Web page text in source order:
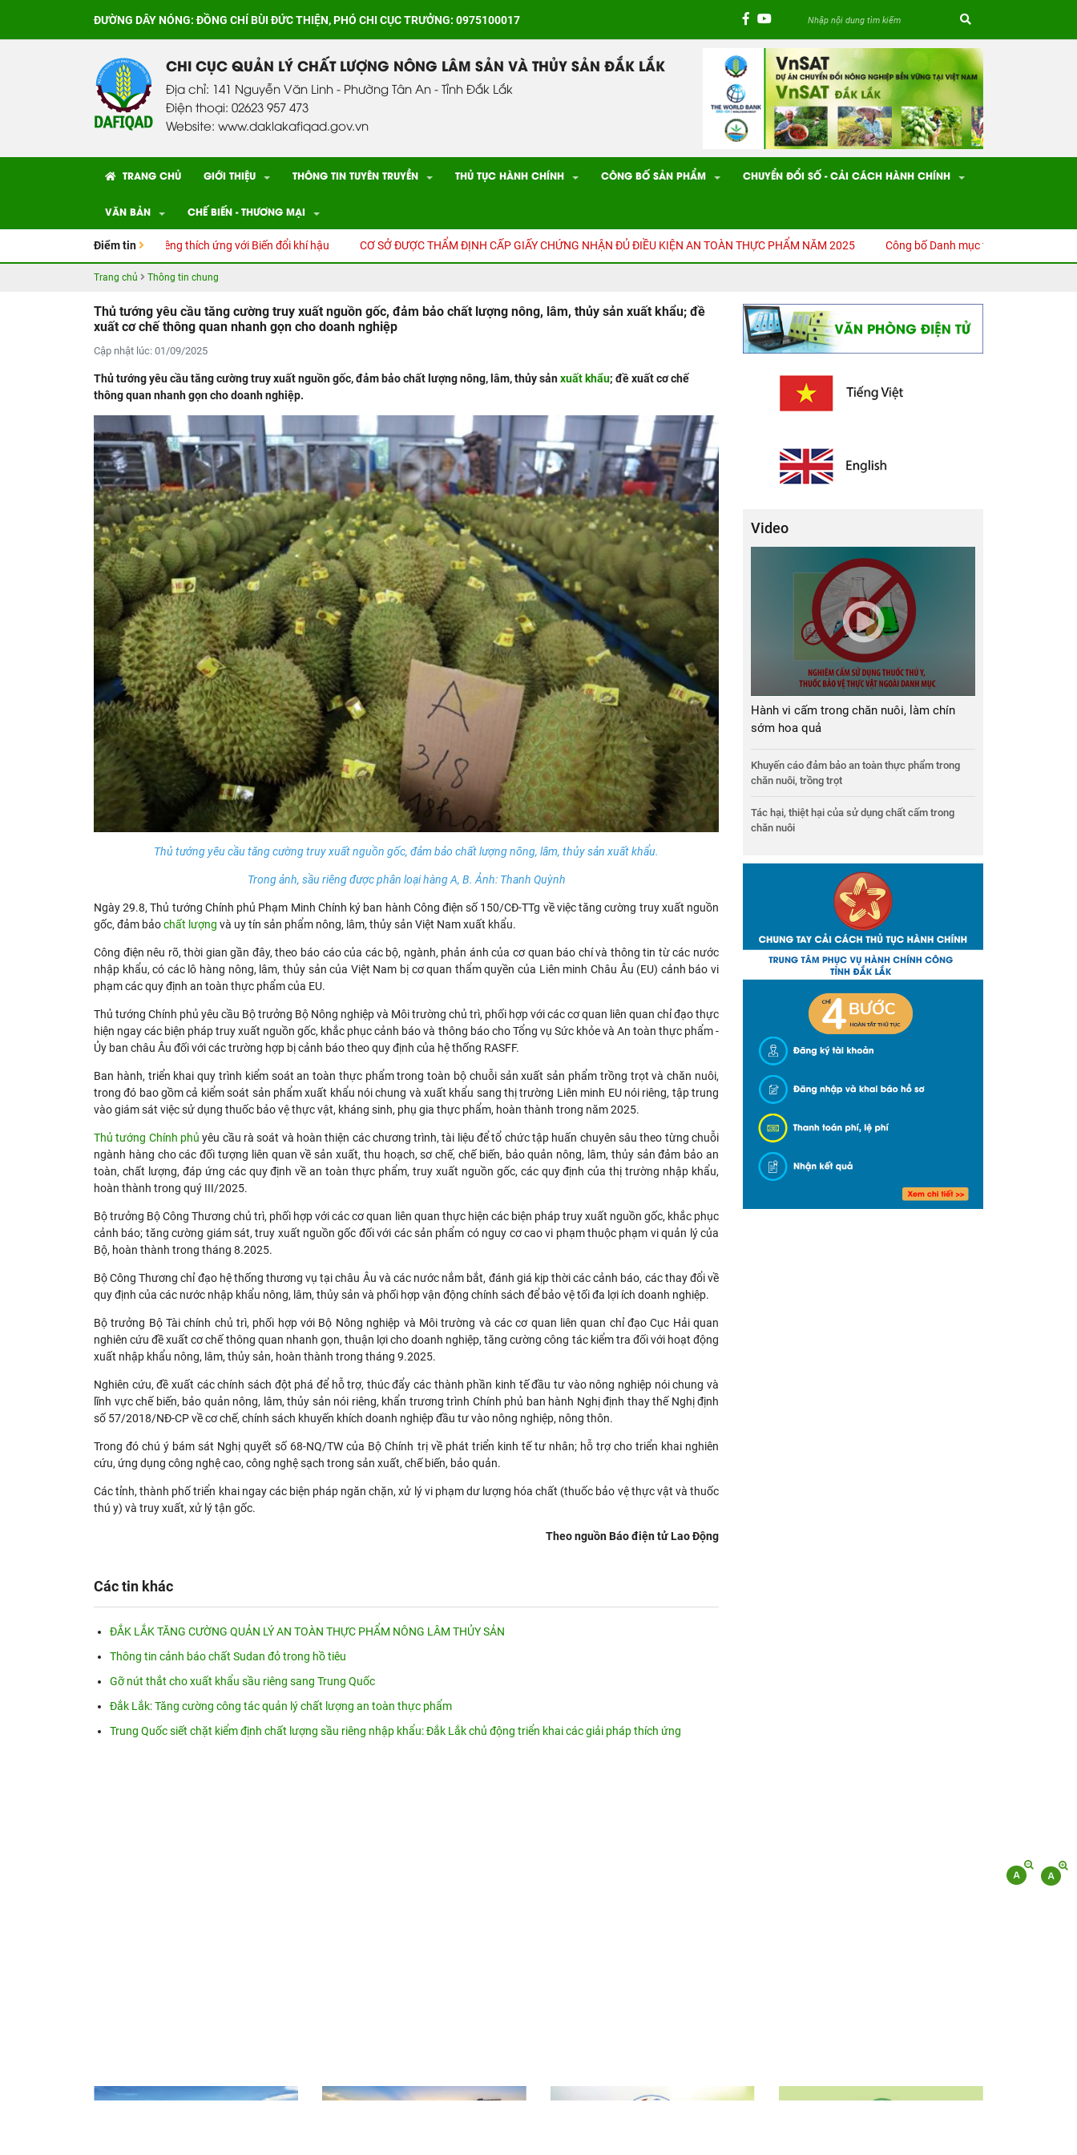
ĐƯỜNG DÂY NÓNG:ĐỒNG CHÍ BÙI ĐỨC THIỆN, PHÓ CHI CỤC TRƯỞNG: 0975100017
CHI CỤC QUẢN LÝ CHẤT LƯỢNG NÔNG LÂM SẢN VÀ THỦY SẢN ĐẮK LẮK
Địa chỉ: 141 Nguyễn Văn Linh - Phường Tân An - Tỉnh Đắk Lắk
Điện thoại: 02623 957 473
Website: www.daklakafiqad.gov.vn
TRANG CHỦ GIỚI THIỆU THÔNG TIN TUYÊN TRUYỀN THỦ TỤC HÀNH CHÍNH CÔNG BỐ SẢN PHẨM CHUYỂN ĐỔI SỐ - CẢI CÁCH HÀNH CHÍNH
VĂN BẢN CHẾ BIẾN - THƯƠNG MẠI
Điểm tin
Canh tác cây Sầu riêng thích ứng với Biến đổi khí hậu CƠ SỞ ĐƯỢC THẨM ĐỊNH CẤP GIẤY CHỨNG NHẬN ĐỦ ĐIỀU KIỆN AN TOÀN THỰC PHẨM NĂM 2025 Công bố Danh mục thủ tục hành chính
Trang chủ Thông tin chung
Thủ tướng yêu cầu tăng cường truy xuất nguồn gốc, đảm bảo chất lượng nông, lâm, thủy sản xuất khẩu; đề
xuất cơ chế thông quan nhanh gọn cho doanh nghiệp
Cập nhật lúc: 01/09/2025
Thủ tướng yêu cầu tăng cường truy xuất nguồn gốc, đảm bảo chất lượng nông, lâm, thủy sảnxuất khẩu; đề xuất cơ chế
thông quan nhanh gọn cho doanh nghiệp.
Thủ tướng yêu cầu tăng cường truy xuất nguồn gốc, đảm bảo chất lượng nông, lâm, thủy sản xuất khẩu.
Trong ảnh, sầu riêng được phân loại hàng A, B. Ảnh: Thanh Quỳnh
Ngày 29.8, Thủ tướng Chính phủ Phạm Minh Chính ký ban hành Công điện số 150/CĐ-TTg về việc tăng cường truy xuất nguồn
gốc, đảm bảochất lượng và uy tín sản phẩm nông, lâm, thủy sản Việt Nam xuất khẩu.
Công điện nêu rõ, thời gian gần đây, theo báo cáo của các bộ, ngành, phản ánh của cơ quan báo chí và thông tin từ các nước
nhập khẩu, có các lô hàng nông, lâm, thủy sản của Việt Nam bị cơ quan thẩm quyền của Liên minh Châu Âu (EU) cảnh báo vi
phạm các quy định an toàn thực phẩm của EU.
Thủ tướng Chính phủ yêu cầu Bộ trưởng Bộ Nông nghiệp và Môi trường chủ trì, phối hợp với các cơ quan liên quan chỉ đạo thực
hiện ngay các biện pháp truy xuất nguồn gốc, khắc phục cảnh báo và thông báo cho Tổng vụ Sức khỏe và An toàn thực phẩm -
Ủy ban châu Âu đối với các trường hợp bị cảnh báo theo quy định của hệ thống RASFF.
Ban hành, triển khai quy trình kiểm soát an toàn thực phẩm trong toàn bộ chuỗi sản xuất sản phẩm trồng trọt và chăn nuôi,
trong đó bao gồm cả kiểm soát sản phẩm xuất khẩu nói chung và xuất khẩu sang thị trường Liên minh EU nói riêng, tập trung
vào giám sát việc sử dụng thuốc bảo vệ thực vật, kháng sinh, phụ gia thực phẩm, hoàn thành trong năm 2025.
Thủ tướng Chính phủ yêu cầu rà soát và hoàn thiện các chương trình, tài liệu để tổ chức tập huấn chuyên sâu theo từng chuỗi
ngành hàng cho các đối tượng liên quan về sản xuất, thu hoạch, sơ chế, chế biến, bảo quản nông, lâm, thủy sản đảm bảo an
toàn, chất lượng, đáp ứng các quy định về an toàn thực phẩm, truy xuất nguồn gốc, các quy định của thị trường nhập khẩu,
hoàn thành trong quý III/2025.
Bộ trưởng Bộ Công Thương chủ trì, phối hợp với các cơ quan liên quan thực hiện các biện pháp truy xuất nguồn gốc, khắc phục
cảnh báo; tăng cường giám sát, truy xuất nguồn gốc đối với các sản phẩm có nguy cơ cao vi phạm thuộc phạm vi quản lý của
Bộ, hoàn thành trong tháng 8.2025.
Bộ Công Thương chỉ đạo hệ thống thương vụ tại châu Âu và các nước nắm bắt, đánh giá kịp thời các cảnh báo, các thay đổi về
quy định của các nước nhập khẩu nông, lâm, thủy sản và phối hợp vận động chính sách để bảo vệ tối đa lợi ích doanh nghiệp.
Bộ trưởng Bộ Tài chính chủ trì, phối hợp với Bộ Nông nghiệp và Môi trường và các cơ quan liên quan chỉ đạo Cục Hải quan
nghiên cứu đề xuất cơ chế thông quan nhanh gọn, thuận lợi cho doanh nghiệp, tăng cường công tác kiểm tra đối với hoạt động
xuất nhập khẩu nông, lâm, thủy sản, hoàn thành trong tháng 9.2025.
Nghiên cứu, đề xuất các chính sách đột phá để hỗ trợ, thúc đẩy các thành phần kinh tế đầu tư vào nông nghiệp nói chung và
lĩnh vực chế biến, bảo quản nông, lâm, thủy sản nói riêng, khẩn trương trình Chính phủ ban hành Nghị định thay thế Nghị định
số 57/2018/NĐ-CP về cơ chế, chính sách khuyến khích doanh nghiệp đầu tư vào nông nghiệp, nông thôn.
Trong đó chú ý bám sát Nghị quyết số 68-NQ/TW của Bộ Chính trị về phát triển kinh tế tư nhân; hỗ trợ cho triển khai nghiên
cứu, ứng dụng công nghệ cao, công nghệ sạch trong sản xuất, chế biến, bảo quản.
Các tỉnh, thành phố triển khai ngay các biện pháp ngăn chặn, xử lý vi phạm dư lượng hóa chất (thuốc bảo vệ thực vật và thuốc
thú y) và truy xuất, xử lý tận gốc.
Theo nguồn Báo điện tử Lao Động
Các tin khác
ĐẮK LẮK TĂNG CƯỜNG QUẢN LÝ AN TOÀN THỰC PHẨM NÔNG LÂM THỦY SẢN
Thông tin cảnh báo chất Sudan đỏ trong hồ tiêu
Gỡ nút thắt cho xuất khẩu sầu riêng sang Trung Quốc
Đắk Lắk: Tăng cường công tác quản lý chất lượng an toàn thực phẩm
Trung Quốc siết chặt kiểm định chất lượng sầu riêng nhập khẩu: Đắk Lắk chủ động triển khai các giải pháp thích ứng
Video
Hành vi cấm trong chăn nuôi, làm chín
sớm hoa quả
Khuyến cáo đảm bảo an toàn thực phẩm trong
chăn nuôi, trồng trọt
Tác hại, thiệt hại của sử dụng chất cấm trong
chăn nuôi